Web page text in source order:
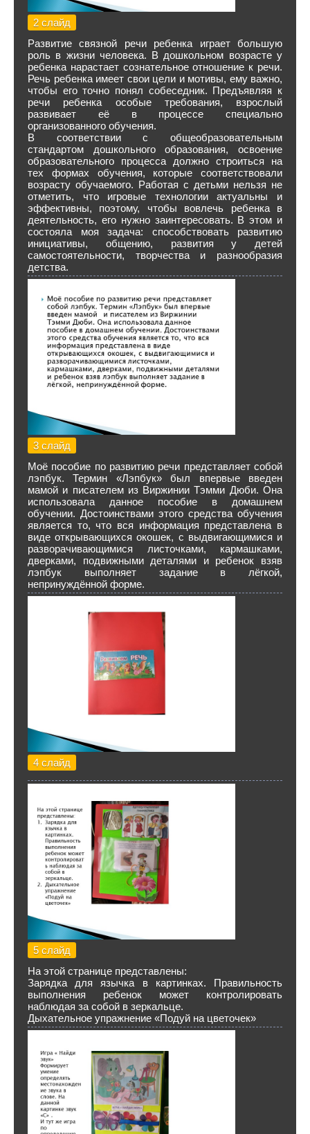
2 слайд
Развитие связной речи ребенка играет большую
роль в жизни человека. В дошкольном возрасте у
ребенка нарастает сознательное отношение к речи.
Речь ребенка имеет свои цели и мотивы, ему важно,
чтобы его точно понял собеседник. Предъявляя к
речи ребенка особые требования, взрослый
развивает её в процессе специально
организованного обучения.
В соответствии с общеобразовательным
стандартом дошкольного образования, освоение
образовательного процесса должно строиться на
тех формах обучения, которые соответствовали
возрасту обучаемого. Работая с детьми нельзя не
отметить, что игровые технологии актуальны и
эффективны, поэтому, чтобы вовлечь ребенка в
деятельность, его нужно заинтересовать. В этом и
состояла моя задача: способствовать развитию
инициативы, общению, развития у детей
самостоятельности, творчества и разнообразия
детства.
3 слайд
Моё пособие по развитию речи представляет собой
лэпбук. Термин «Лэпбук» был впервые введен
мамой и писателем из Виржинии Тэмми Дюби. Она
использовала данное пособие в домашнем
обучении. Достоинствами этого средства обучения
является то, что вся информация представлена в
виде открывающихся окошек, с выдвигающимися и
разворачивающимися листочками, кармашками,
дверками, подвижными деталями и ребенок взяв
лэпбук выполняет задание в лёгкой,
непринуждённой форме.
4 слайд
5 слайд
На этой странице представлены:
Зарядка для язычка в картинках. Правильность
выполнения ребенок может контролировать
наблюдая за собой в зеркальце.
Дыхательное упражнение «Подуй на цветочек»